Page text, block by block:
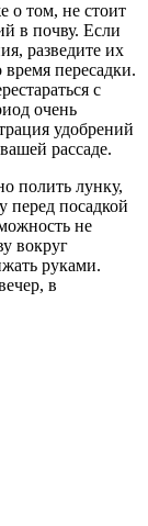
о том, не стоит
в почву. Если
разведите их
пересадки.
с
очень
удобрений
рассаде.
полить лунку,
перед посадкой
не
вокруг
руками.
в